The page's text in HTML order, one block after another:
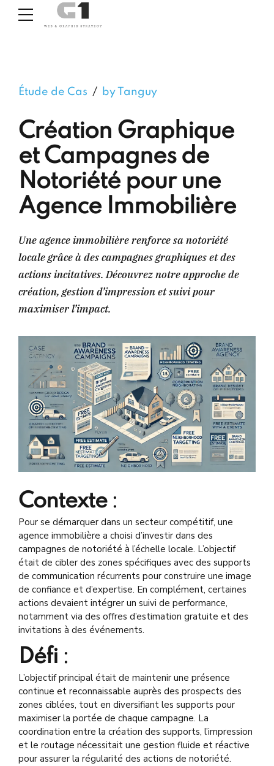
Étude de Cas by Tanguy
Création Graphique
et Campagnes de
Notoriété pour une
Agence Immobilière
Une agence immobilière renforce sa notoriété
locale grâce à des campagnes graphiques et des
actions incitatives. Découvrez notre approche de
création, gestion d’impression et suivi pour
maximiser l’impact.
Contexte:
Pour se démarquer dans un secteur compétitif, une
agence immobilière a choisi d’investir dans des
campagnes de notoriété à l’échelle locale. L’objectif
était de cibler des zones spécifiques avec des supports
de communication récurrents pour construire une image
de confiance et d’expertise. En complément, certaines
actions devaient intégrer un suivi de performance,
notamment via des offres d’estimation gratuite et des
invitations à des événements.
Défi :
L’objectif principal était de maintenir une présence
continue et reconnaissable auprès des prospects des
zones ciblées, tout en diversifiant les supports pour
maximiser la portée de chaque campagne. La
coordination entre la création des supports, l’impression
et le routage nécessitait une gestion fluide et réactive
pour assurer la régularité des actions de notoriété.